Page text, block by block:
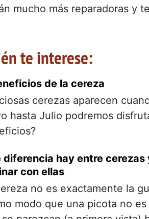
mucho más reparadoras y
te interese:
de la cereza
cerezas aparecen
hasta Julio podremos
diferencia hay entre
con ellas
no es exactamente la
modo que una picota no